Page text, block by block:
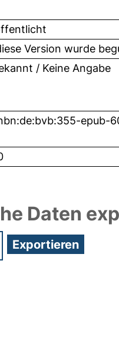
Version wurde
/ Keine Angabe
epub-
Daten